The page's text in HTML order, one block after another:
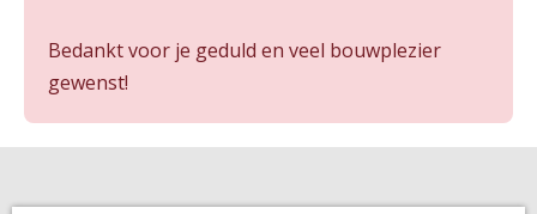
Bedankt voor je geduld en veel bouwplezier
gewenst!